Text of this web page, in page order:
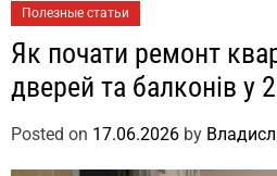
Полезные статьи
Як почати ремонт
дверей та балконів у
Posted on 17.06.2026 by